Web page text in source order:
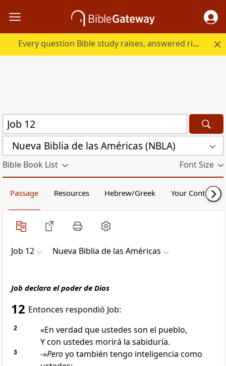
Every question Bible study raises, answered right here.
Nueva Biblia de las Américas (NBLA)
Bible Book List Font Size
Passage Resources Hebrew/Greek Your Content
Job 12 Nueva Biblia de las Américas
Job declara el poder de Dios
12 Entonces respondió Job:
2
«En verdad que ustedes son el pueblo,
Y con ustedes morirá la sabiduría.
3 -»Peroyo también tengo inteligencia como